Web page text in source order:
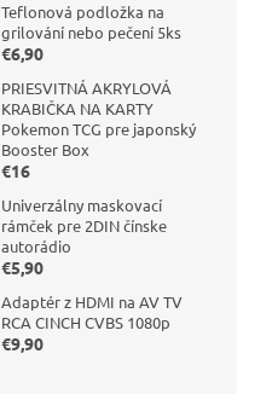
Teflonová podložka na
grilování nebo pečení 5ks
€6,90
PRIESVITNÁ AKRYLOVÁ
KRABIČKA NA KARTY
Pokemon TCG pre japonský
Booster Box
€16
Univerzálny maskovací
rámček pre 2DIN čínske
autorádio
€5,90
Adaptér z HDMI na AV TV
RCA CINCH CVBS 1080p
€9,90